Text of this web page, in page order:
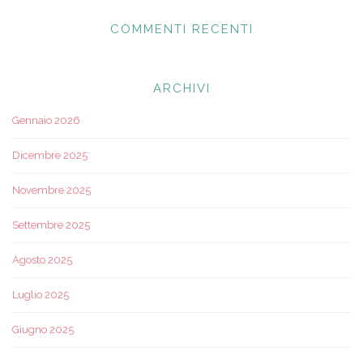
COMMENTI RECENTI
ARCHIVI
Gennaio 2026
Dicembre 2025
Novembre 2025
Settembre 2025
Agosto 2025
Luglio 2025
Giugno 2025